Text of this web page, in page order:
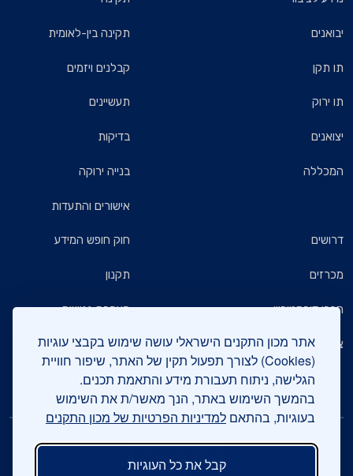
אתר מכון התקנים הישראלי עושה שימוש בקבצי עוגיות
(Cookies) לצורך תפעול תקין של האתר, שיפור חוויית
הגלישה, ניתוח תעבורת מידע והתאמת תכנים.
בהמשך השימוש באתר, הנך מאשר/ת את השימוש
בעוגיות, בהתאם למדיניות הפרטיות של מכון התקנים
קבל את כל העוגיות
יבואנים
תו תקן
תו ירוק
יצואנים
המכללה
תקינה בין-לאומית
קבלנים ויזמים
תעשיינים
בדיקות
בנייה ירוקה
אישורים והתעדות
דרושים
מכרזים
חברי דירקטוריון
צרו קשר
חוק חופש המידע
תקנון
הצהרת נגישות
מדיניות הגנת הפרטיות
שאלות ותשובות כלליות
עיקבו אחרינו